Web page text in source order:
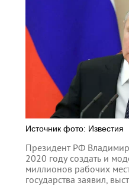
Источник фото: Известия
Президент РФ
2020 году создать и
миллионов рабочих
государства заявил,